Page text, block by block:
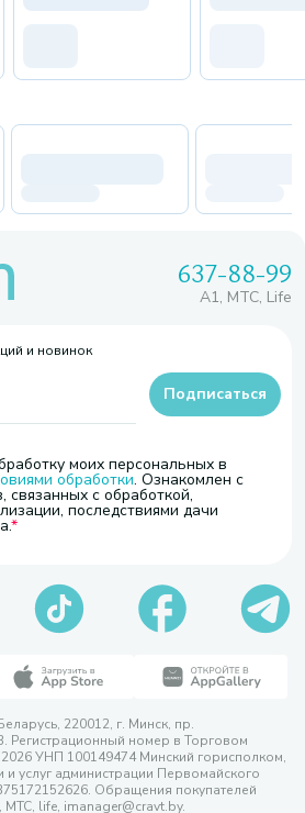
637-88-99
A1, МТС, Life
и новинок
моих персональных в
обработки. Ознакомлен с
связанных с обработкой,
последствиями дачи
Подписаться
220012, г. Минск, пр.
Регистрационный номер в Торговом
УНП 100149474 Минский горисполком,
и услуг администрации Первомайского
Обращения покупателей
life, imanager@cravt.by.